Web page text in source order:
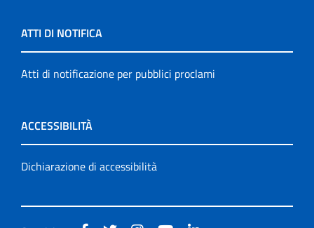
ATTI DI NOTIFICA
Atti di notificazione per pubblici proclami
ACCESSIBILITÀ
Dichiarazione di accessibilità